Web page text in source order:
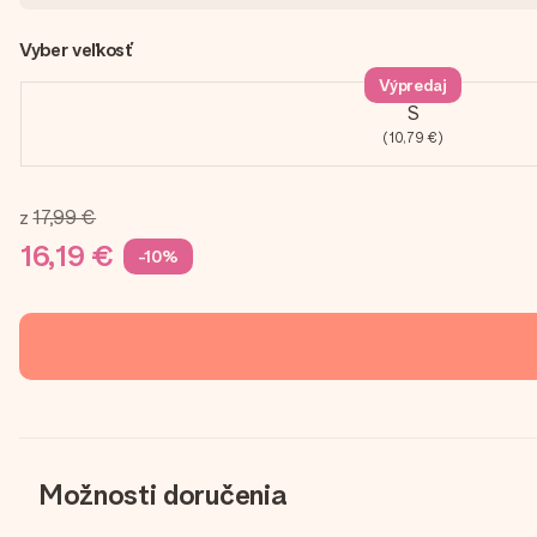
Vyber veľkosť
S
(10,79 €)
Výpredaj
z 17,99 €
16,19 € -10%
Možnosti doručenia